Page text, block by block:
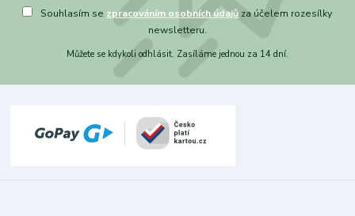
Souhlasím se zpracováním osobních údajů za účelem rozesílky
newsletteru.
Můžete se kdykoli odhlásit. Zasíláme jednou za 14 dní.